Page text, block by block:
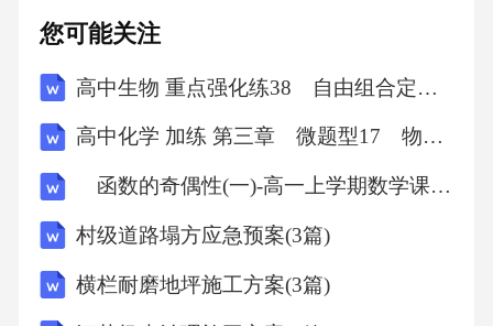
张贴宣传海报，悬挂横幅，提醒居民关注活
动。六、预算安排详细预算将根据具体活动内
容和规模进行制定，包括场地租赁、物料采
组织机构与分工成立活动组织委员会，负责活
动的策划、组织、执行和监管。委员会成员包
括社区领导、志愿者代表等。具体分工1.活动策
划组：负责活动的整体策划和方案制定。2.宣传
您可能关注
高中生物 重点强化练38 自由组合定律“特殊比例”的相关题型(一)
高中化学 加练 第三章 微题型17 物质的检验与鉴别
函数的奇偶性(一)-高一上学期数学课时作业人教版A版（含解析）
村级道路塌方应急预案(3篇)
横栏耐磨地坪施工方案(3篇)